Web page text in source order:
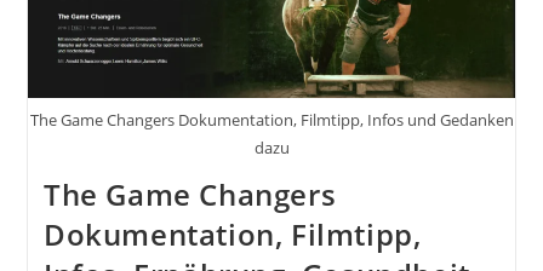
The Game Changers Dokumentation, Filmtipp, Infos und Gedanken
dazu
The Game Changers
Dokumentation, Filmtipp,